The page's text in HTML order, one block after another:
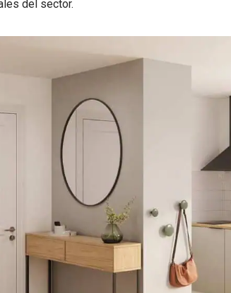
del sector.